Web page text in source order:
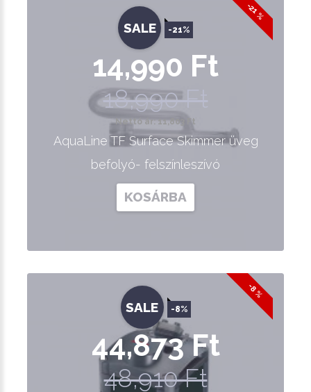
-21 %
SALE -21%
14,990 Ft
18,990 Ft
Nettó ár: 11,803 Ft
AquaLine TF Surface Skimmer üveg
befolyó- felszínleszívó
KOSÁRBA
-8 %
SALE -8%
44,873 Ft
48,910 Ft